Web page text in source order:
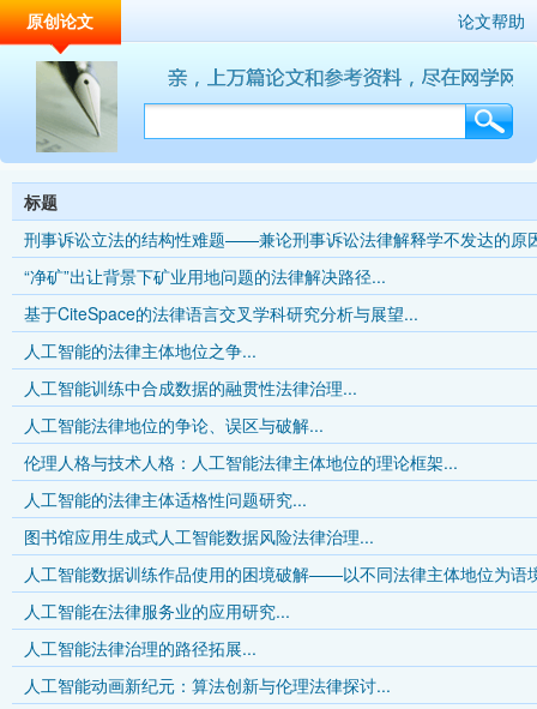
原创论文 论文帮助
标题
刑事诉讼立法的结构性难题——兼论刑事诉讼法律解释学不发达的原
“净矿”出让背景下矿业用地问题的法律解决路径...
基于CiteSpace的法律语言交叉学科研究分析与展望...
人工智能的法律主体地位之争...
人工智能训练中合成数据的融贯性法律治理...
人工智能法律地位的争论、误区与破解...
伦理人格与技术人格：人工智能法律主体地位的理论框架...
人工智能的法律主体适格性问题研究...
图书馆应用生成式人工智能数据风险法律治理...
人工智能数据训练作品使用的困境破解——以不同法律主体地位为语
人工智能在法律服务业的应用研究...
人工智能法律治理的路径拓展...
人工智能动画新纪元：算法创新与伦理法律探讨...